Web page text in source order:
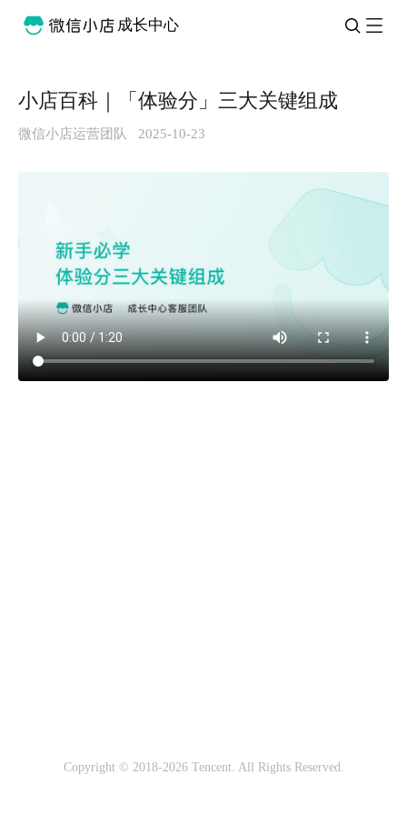
成长中心
小店百科｜「体验分」三大关键组成
微信小店运营团队 2025-10-23
Copyright © 2018-2026 Tencent. All Rights Reserved.